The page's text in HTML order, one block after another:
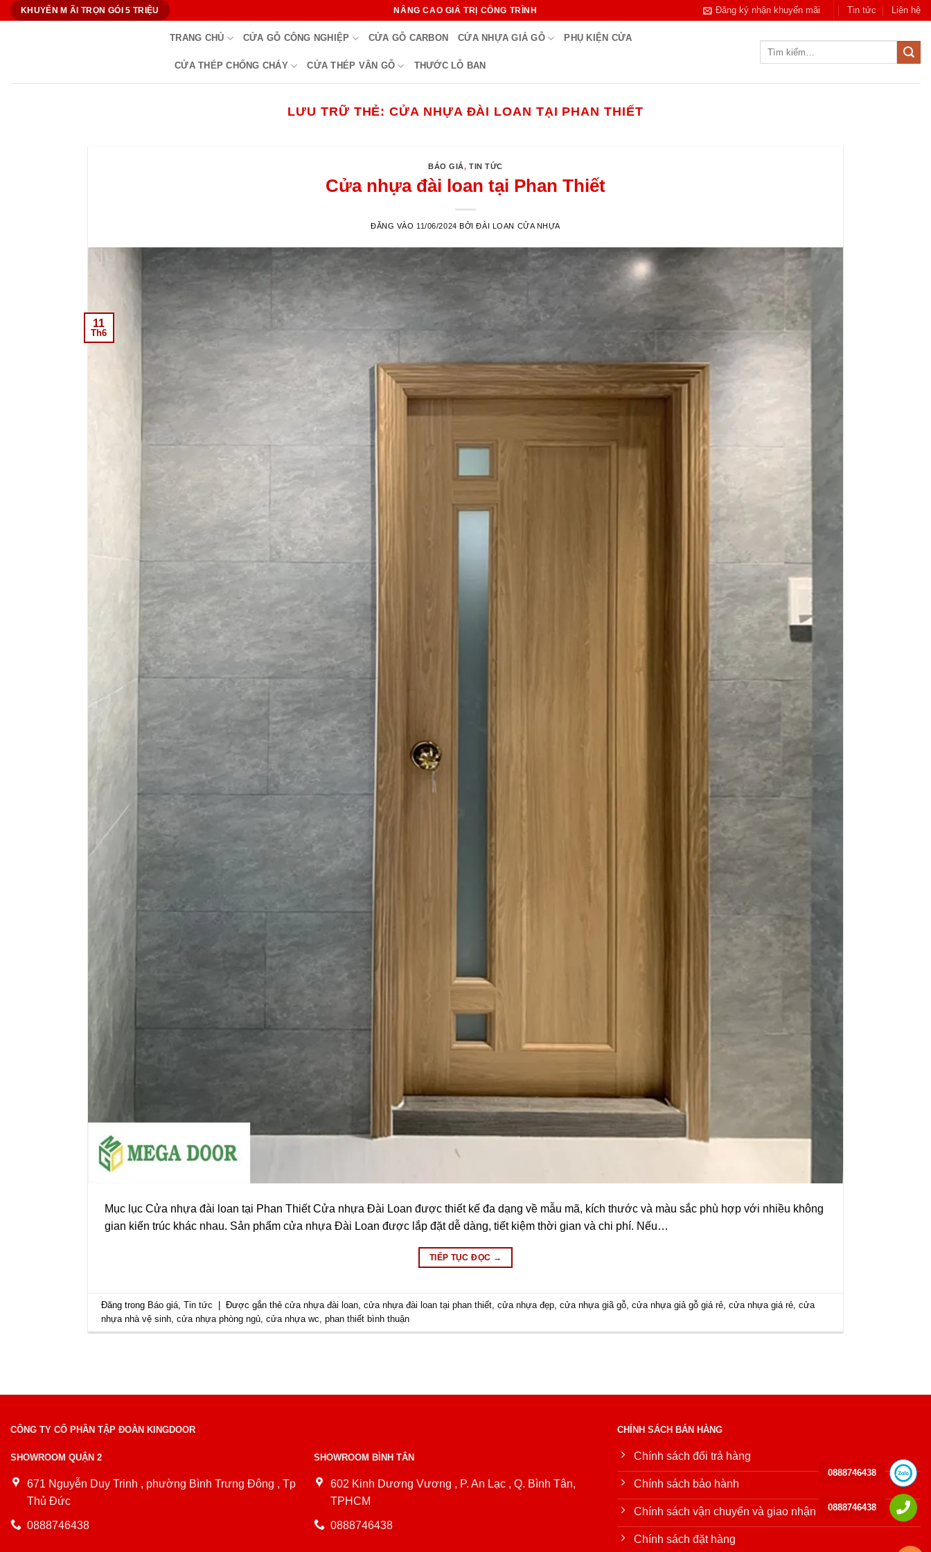
Bỏ
KHUYẾN M ÃI TRỌN GÓI 5 TRIỆU NÂNG CAO GIÁ TRỊ CÔNG TRÌNH Đăng ký nhận khuyến mãi Tin tức Liên hệ
TRANG CHỦ CỬA GỖ CÔNG NGHIỆP CỬA GỖ CARBON CỬA NHỰA GIẢ GỖ PHỤ KIỆN CỬA
CỬA THÉP CHỐNG CHÁY CỬA THÉP VÂN GỖ THƯỚC LỖ BAN
LƯU TRỮ THẺ:CỬA NHỰA ĐÀI LOAN TẠI PHAN THIẾT
BÁO GIÁ,TIN TỨC
Cửa nhựa đài loan tại Phan Thiết
ĐĂNG VÀO 11/06/2024 BỞIĐÀI LOAN CỬA NHỰA
11
Th6
Mục lục Cửa nhựa đài loan tại Phan Thiết Cửa nhựa Đài Loan được thiết kế đa dạng về mẫu mã, kích thước và màu sắc phù hợp với nhiều không
gian kiến trúc khác nhau. Sản phẩm cửa nhựa Đài Loan được lắp đặt dễ dàng, tiết kiệm thời gian và chi phí. Nếu…
TIẾP TỤC ĐỌC →
Đăng trong Báo giá ,Tin tức Được gắn thẻcửa nhựa đài loan ,cửa nhựa đài loan tại phan thiết ,cửa nhựa đẹp ,cửa nhựa giã gỗ ,cửa nhựa giả gỗ giá rẻ ,cửa nhựa giá rẻ ,cửa
nhựa nhà vệ sinh ,cửa nhựa phòng ngủ ,cửa nhựa wc ,phan thiết bình thuận
CÔNG TY CỔ PHẦN TẬP ĐOÀN KINGDOOR
SHOWROOM QUẬN 2
671 Nguyễn Duy Trinh , phường Bình Trưng Đông , Tp
Thủ Đức
0888746438
SHOWROOM BÌNH TÂN
602 Kinh Dương Vương , P. An Lạc , Q. Bình Tân,
TPHCM
0888746438
CHÍNH SÁCH BÁN HÀNG
Chính sách đổi trả hàng
Chính sách bảo hành
Chính sách vận chuyển và giao nhận
Chính sách đặt hàng
0888746438
0888746438